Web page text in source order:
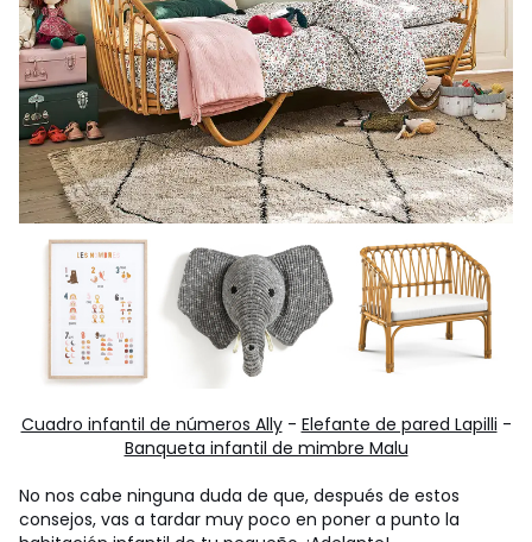
Cuadro infantil de números Ally- Elefante de pared Lapilli -
Banqueta infantil de mimbre Malu
No nos cabe ninguna duda de que, después de estos
consejos, vas a tardar muy poco en poner a punto la